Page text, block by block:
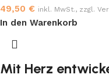
49,50 € inkl. MwSt., zzgl.
In den Warenkorb
Mit Herz